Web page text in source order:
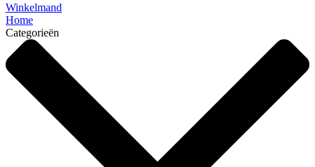
Winkelmand
Home
Categorieën